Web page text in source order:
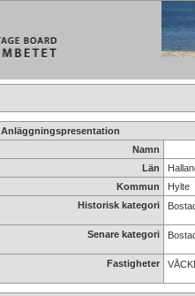
Anläggningspresentation
Namn
Län
Kommun
Hylte
Historisk kategori
Senare kategori
Fastigheter